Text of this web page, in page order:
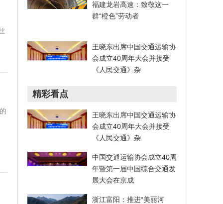
福建龙岩高速：致敬这一
群“橙色”劳动者
王晓东出席中国交通运输协
会成立40周年大会并接受
《人民交通》杂
精彩看点
王晓东出席中国交通运输协
会成立40周年大会并接受
《人民交通》杂
中国交通运输协会成立40周
年暨第一届中国综合交通发
展大会在京成
浙江富阳：推进“美丽河